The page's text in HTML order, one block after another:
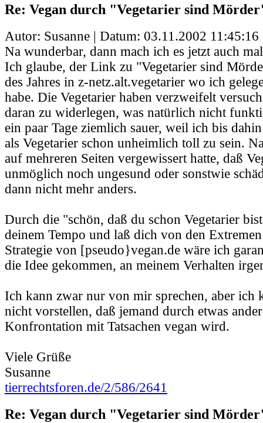
Re: Vegan durch "Vegetarier sind
Autor: Susanne | Datum: 03.11.2002 11:45:16
Na wunderbar, dann mach ich es jetzt auch
Ich glaube, der Link zu "Vegetarier sind
des Jahres in z-netz.alt.vegetarier wo ich
habe. Die Vegetarier haben verzweifelt
daran zu widerlegen, was natürlich nicht
ein paar Tage ziemlich sauer, weil ich bis
als Vegetarier schon unheimlich toll zu sein.
auf mehreren Seiten vergewissert hatte, daß
unmöglich noch ungesund oder sonstwie
dann nicht mehr anders.
Durch die "schön, daß du schon Vegetarier
deinem Tempo und laß dich von den
Strategie von [pseudo}vegan.de wäre ich
die Idee gekommen, an meinem Verhalten
Ich kann zwar nur von mir sprechen, aber ich
nicht vorstellen, daß jemand durch etwas
Konfrontation mit Tatsachen vegan wird.
Viele Grüße
Susanne
tierrechtsforen.de/2/586/2641
Re: Vegan durch "Vegetarier sind